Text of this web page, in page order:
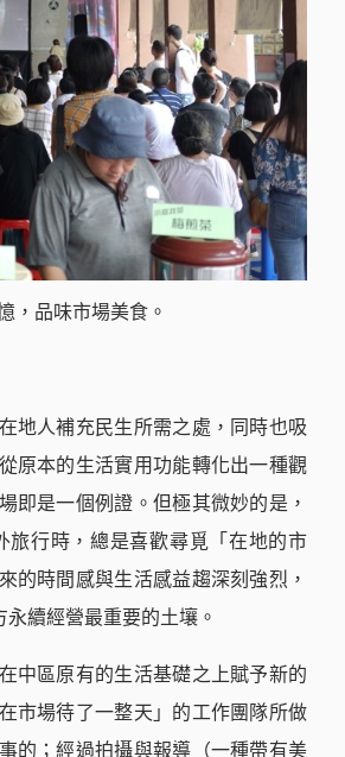
，品味市場美食。
地人補充民生所需之處，同時也吸
原本的生活實用功能轉化出一種觀
即是一個例證。但極其微妙的是，
旅行時，總是喜歡尋覓「在地的市
的時間感與生活感益趨深刻強烈，
續經營最重要的土壤。
中區原有的生活基礎之上賦予新的
市場待了一整天」的工作團隊所做
的；經過拍攝與報導（一種帶有美